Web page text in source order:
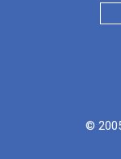
©